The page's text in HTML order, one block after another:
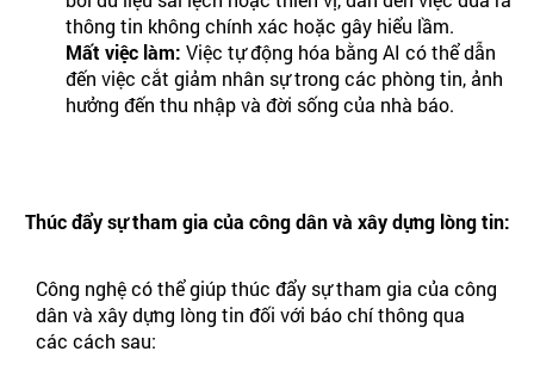
thông tin không chính xác hoặc gây hiểu lầm.
Mất việc làm: Việc tự động hóa bằng AI có thể dẫn
đến việc cắt giảm nhân sự trong các phòng tin, ảnh
hưởng đến thu nhập và đời sống của nhà báo.
Thúc đẩy sự tham gia của công dân và xây dựng lòng tin:
Công nghệ có thể giúp thúc đẩy sự tham gia của công
dân và xây dựng lòng tin đối với báo chí thông qua
các cách sau: